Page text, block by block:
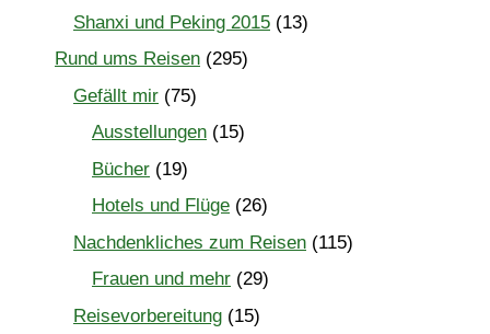
Shanxi und Peking 2015 (13)
Rund ums Reisen (295)
Gefällt mir (75)
Ausstellungen (15)
Bücher (19)
Hotels und Flüge (26)
Nachdenkliches zum Reisen (115)
Frauen und mehr (29)
Reisevorbereitung (15)